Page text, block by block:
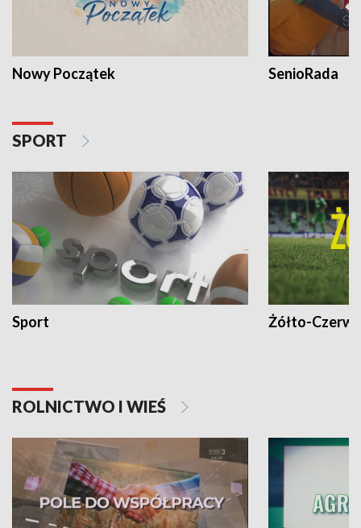
Nowy Początek SenioRada
SPORT
Sport Żółto-
ROLNICTWO I WIEŚ